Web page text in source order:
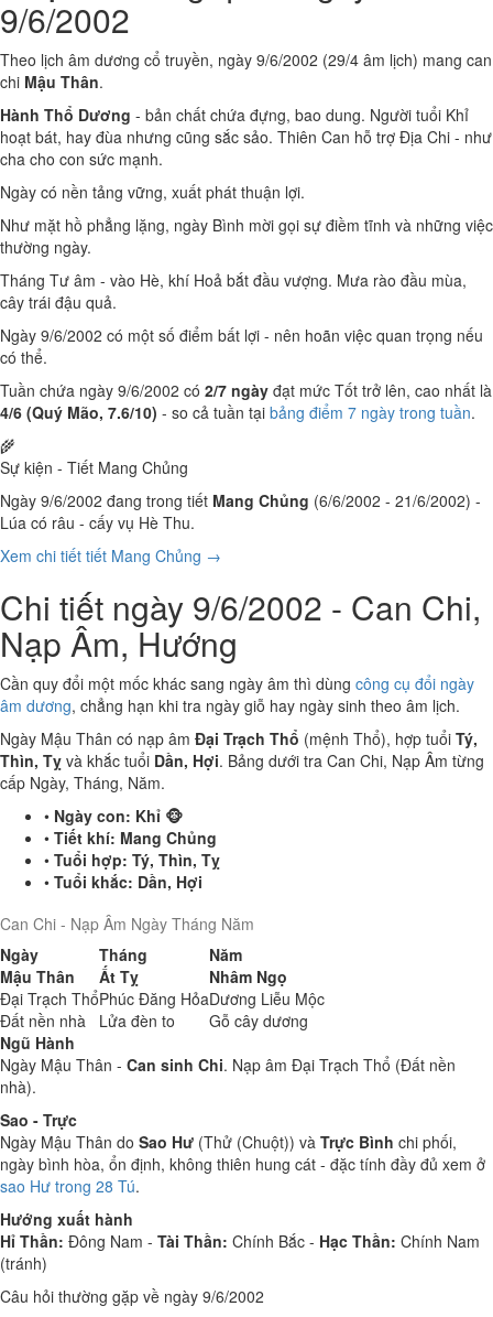
9/6/2002
Theo lịch âm dương cổ truyền, ngày 9/6/2002 (29/4 âm lịch) mang can
chi Mậu Thân.
Hành Thổ Dương - bản chất chứa đựng, bao dung. Người tuổi Khỉ
hoạt bát, hay đùa nhưng cũng sắc sảo. Thiên Can hỗ trợ Địa Chi - như
cha cho con sức mạnh.
Ngày có nền tảng vững, xuất phát thuận lợi.
Như mặt hồ phẳng lặng, ngày Bình mời gọi sự điềm tĩnh và những việc
thường ngày.
Tháng Tư âm - vào Hè, khí Hoả bắt đầu vượng. Mưa rào đầu mùa,
cây trái đậu quả.
Ngày 9/6/2002 có một số điểm bất lợi - nên hoãn việc quan trọng nếu
có thể.
Tuần chứa ngày 9/6/2002 có 2/7 ngày đạt mức Tốt trở lên, cao nhất là
4/6 (Quý Mão, 7.6/10) - so cả tuần tại bảng điểm 7 ngày trong tuần.
🌾
Sự kiện - Tiết Mang Chủng
Ngày 9/6/2002 đang trong tiết Mang Chủng (6/6/2002 - 21/6/2002) -
Lúa có râu - cấy vụ Hè Thu.
Xem chi tiết tiết Mang Chủng →
Chi tiết ngày 9/6/2002 - Can Chi,
Nạp Âm, Hướng
Cần quy đổi một mốc khác sang ngày âm thì dùng công cụ đổi ngày
âm dương, chẳng hạn khi tra ngày giỗ hay ngày sinh theo âm lịch.
Ngày Mậu Thân có nạp âm Đại Trạch Thổ (mệnh Thổ), hợp tuổi Tý,
Thìn, Tỵ và khắc tuổi Dần, Hợi. Bảng dưới tra Can Chi, Nạp Âm từng
cấp Ngày, Tháng, Năm.
• Ngày con: Khỉ 🐵
• Tiết khí: Mang Chủng
• Tuổi hợp: Tý, Thìn, Tỵ
• Tuổi khắc: Dần, Hợi
Can Chi - Nạp Âm Ngày Tháng Năm
Ngày
Tháng
Năm
Mậu Thân
Ất Tỵ
Nhâm Ngọ
Đại Trạch ThổPhúc Đăng HỏaDương Liễu Mộc
Đất nền nhà
Lửa đèn to
Gỗ cây dương
Ngũ Hành
Ngày Mậu Thân - Can sinh Chi. Nạp âm Đại Trạch Thổ (Đất nền
nhà).
Sao - Trực
Ngày Mậu Thân do Sao Hư (Thử (Chuột)) và Trực Bình chi phối,
ngày bình hòa, ổn định, không thiên hung cát - đặc tính đầy đủ xem ở
sao Hư trong 28 Tú.
Hướng xuất hành
Hỉ Thần: Đông Nam - Tài Thần: Chính Bắc - Hạc Thần: Chính Nam
(tránh)
Câu hỏi thường gặp về ngày 9/6/2002